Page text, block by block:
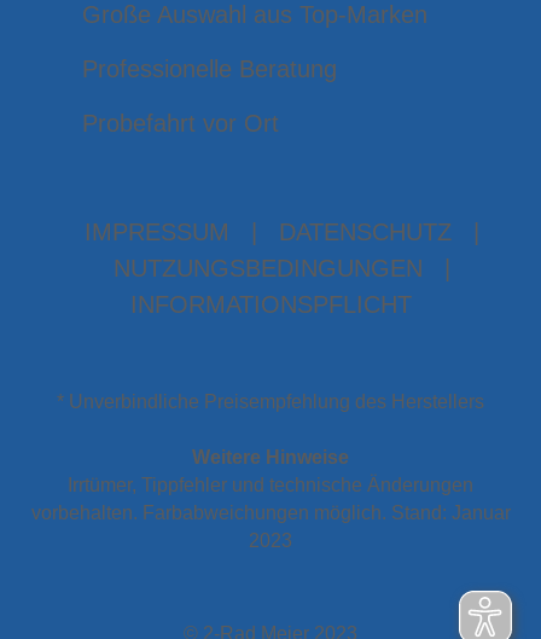
Große Auswahl aus Top-Marken
Professionelle Beratung
Probefahrt vor Ort
IMPRESSUM DATENSCHUTZ
NUTZUNGSBEDINGUNGEN
INFORMATIONSPFLICHT
* Unverbindliche Preisempfehlung des Herstellers
Weitere Hinweise
Irrtümer, Tippfehler und technische Änderungen
vorbehalten. Farbabweichungen möglich. Stand: Januar
2023
© 2-Rad Meier 2023